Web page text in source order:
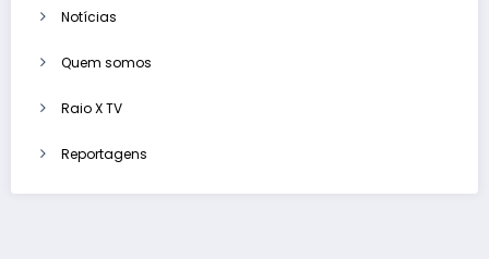
Notícias
Quem somos
Raio X TV
Reportagens